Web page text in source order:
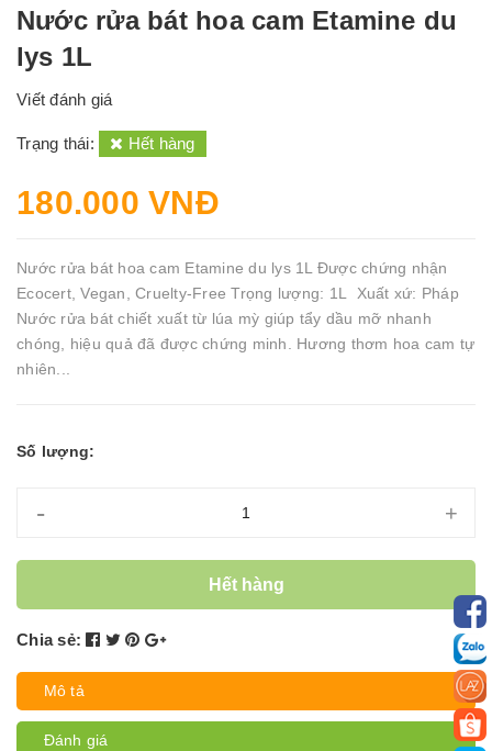
Nước rửa bát hoa cam Etamine du
lys 1L
Viết đánh giá
Trạng thái: Hết hàng
180.000 VNĐ
Nước rửa bát hoa cam Etamine du lys 1L Được chứng nhận
Ecocert, Vegan, Cruelty-Free Trọng lượng: 1L Xuất xứ: Pháp
Nước rửa bát chiết xuất từ lúa mỳ giúp tẩy dầu mỡ nhanh
chóng, hiệu quả đã được chứng minh. Hương thơm hoa cam tự
nhiên...
Số lượng:
- +
Hết hàng
Chia sẻ:
Mô tả
Đánh giá